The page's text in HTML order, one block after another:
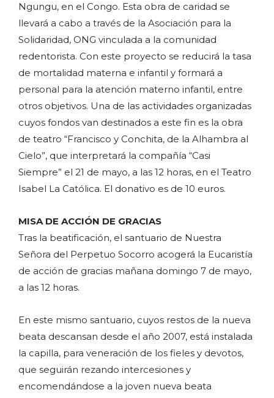
Ngungu, en el Congo. Esta obra de caridad se
llevará a cabo a través de la Asociación para la
Solidaridad, ONG vinculada a la comunidad
redentorista. Con este proyecto se reducirá la tasa
de mortalidad materna e infantil y formará a
personal para la atención materno infantil, entre
otros objetivos. Una de las actividades organizadas
cuyos fondos van destinados a este fin es la obra
de teatro “Francisco y Conchita, de la Alhambra al
Cielo”, que interpretará la compañía “Casi
Siempre” el 21 de mayo, a las 12 horas, en el Teatro
Isabel La Católica. El donativo es de 10 euros.
MISA DE ACCIÓN DE GRACIAS
Tras la beatificación, el santuario de Nuestra
Señora del Perpetuo Socorro acogerá la Eucaristía
de acción de gracias mañana domingo 7 de mayo,
a las 12 horas.
En este mismo santuario, cuyos restos de la nueva
beata descansan desde el año 2007, está instalada
la capilla, para veneración de los fieles y devotos,
que seguirán rezando intercesiones y
encomendándose a la joven nueva beata